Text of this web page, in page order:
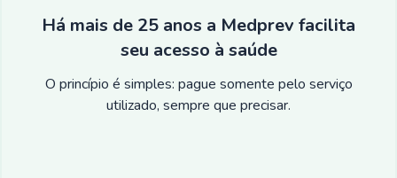
Há mais de 25 anos a Medprev facilita
seu acesso à saúde
O princípio é simples: pague somente pelo serviço
utilizado, sempre que precisar.